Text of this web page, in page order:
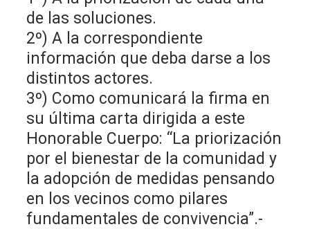
de las soluciones.
2º) A la correspondiente
información que deba darse a los
distintos actores.
3º) Como comunicará la firma en
su última carta dirigida a este
Honorable Cuerpo: “La priorización
por el bienestar de la comunidad y
la adopción de medidas pensando
en los vecinos como pilares
fundamentales de convivencia”.-